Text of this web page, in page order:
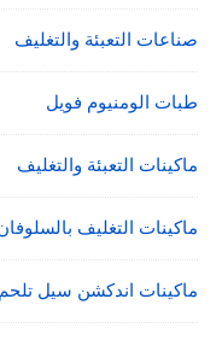
صناعات التعبئة والتغليف
طبات الومنيوم فويل
ماكينات التعبئة والتغليف
ماكينات التغليف بالسلوفان
ماكينات اندكشن سيل تلحم